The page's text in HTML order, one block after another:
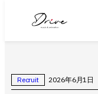
Recruit 2026年6月1日